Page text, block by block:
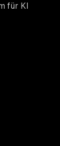
für KI